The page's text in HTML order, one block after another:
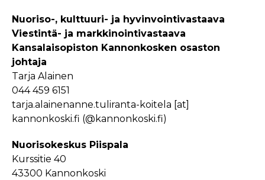
Nuoriso-, kulttuuri- ja hyvinvointivastaava
Viestintä- ja markkinointivastaava
Kansalaisopiston Kannonkosken osaston
johtaja
Tarja Alainen
044 459 6151
tarja.alainenanne.tuliranta-koitela [at]
kannonkoski.fi (@kannonkoski.fi)
Nuorisokeskus Piispala
Kurssitie 40
43300 Kannonkoski